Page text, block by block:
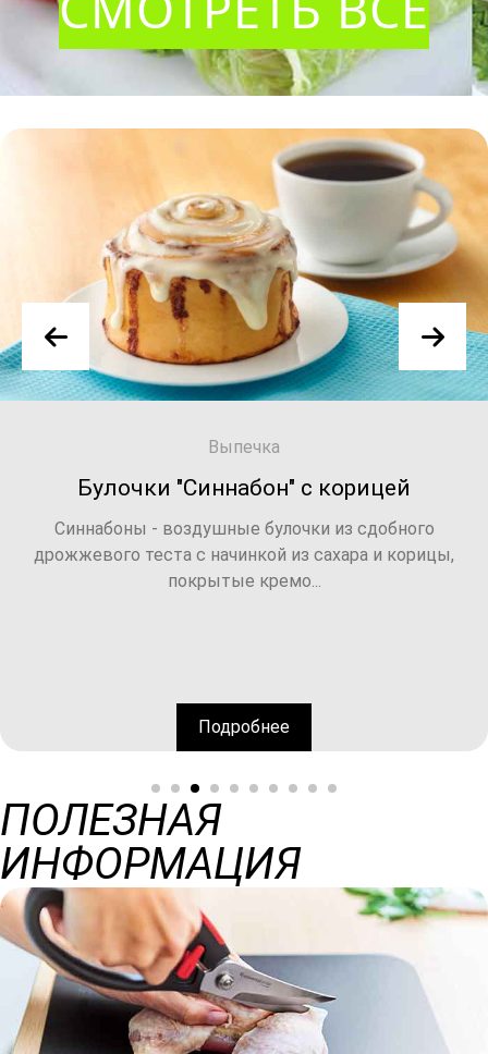
и корицы,
Блинчики креп-
Аппетитные блинчики с соусом из
настоящая классика французской
ПОЛЕЗНАЯ
ИНФОРМАЦИЯ